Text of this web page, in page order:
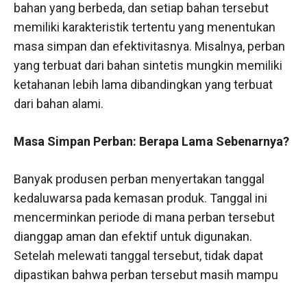
bahan yang berbeda, dan setiap bahan tersebut
memiliki karakteristik tertentu yang menentukan
masa simpan dan efektivitasnya. Misalnya, perban
yang terbuat dari bahan sintetis mungkin memiliki
ketahanan lebih lama dibandingkan yang terbuat
dari bahan alami.
Masa Simpan Perban: Berapa Lama Sebenarnya?
Banyak produsen perban menyertakan tanggal
kedaluwarsa pada kemasan produk. Tanggal ini
mencerminkan periode di mana perban tersebut
dianggap aman dan efektif untuk digunakan.
Setelah melewati tanggal tersebut, tidak dapat
dipastikan bahwa perban tersebut masih mampu